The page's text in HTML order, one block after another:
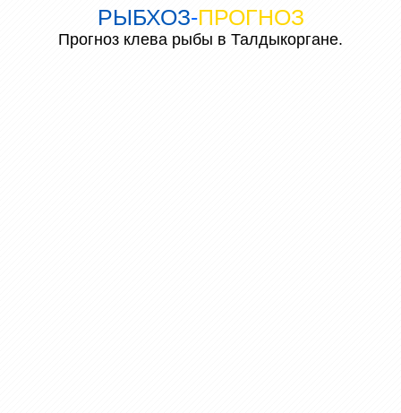
РЫБХОЗ-ПРОГНОЗ
Прогноз клева рыбы в Талдыкоргане.